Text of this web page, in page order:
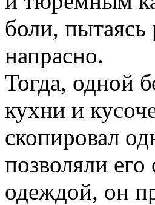
боли, пытаясь
напрасно.
Тогда, одной
кухни и
скопировал
позволяли
одеждой, он